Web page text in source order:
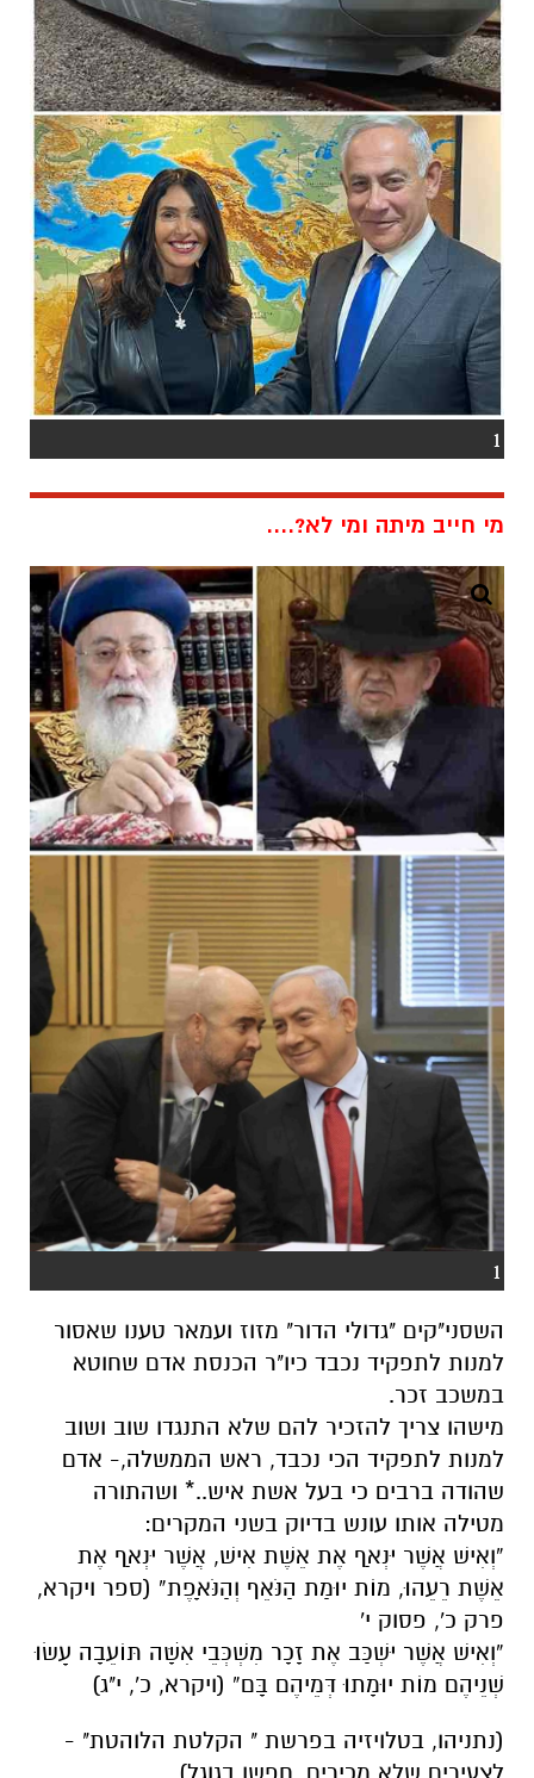
1
מי חייב מיתה ומי לא?....
1
השסני"קים "גדולי הדור" מזוז ועמאר טענו שאסור
למנות לתפקיד נכבד כיו"ר הכנסת אדם שחוטא
במשכב זכר.
מישהו צריך להזכיר להם שלא התנגדו שוב ושוב
למנות לתפקיד הכי נכבד, ראש הממשלה,- אדם
שהודה ברבים כי בעל אשת איש..* ושהתורה
מטילה אותו עונש בדיוק בשני המקרים:
”וְאִישׁ אֲשֶׁר יִנְאַף אֶת אֵשֶׁת אִישׁ, אֲשֶׁר יִנְאַף אֶת
אֵשֶׁת רֵעֵהוּ, מוֹת יוּמַת הַנֹּאֵף וְהַנֹּאָפֶת“ (ספר ויקרא,
פרק כ', פסוק י'
”וְאִישׁ אֲשֶׁר יִשְׁכַּב אֶת זָכָר מִשְׁכְּבֵי אִשָּׁה תּוֹעֵבָה עָשׂוּ
שְׁנֵיהֶם מוֹת יוּמָתוּ דְּמֵיהֶם בָּם“ (ויקרא, כ', י"ג)
(נתניהו, בטלויזיה בפרשת " הקלטת הלוהטת" -